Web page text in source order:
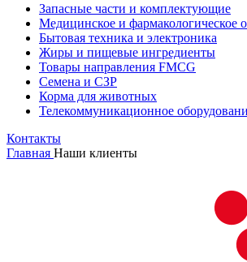
Запасные части и комплектующие
Медицинское и фармакологическое
Бытовая техника и электроника
Жиры и пищевые ингредиенты
Товары направления FMCG
Семена и СЗР
Корма для животных
Телекоммуникационное
Контакты
Главная Наши клиенты